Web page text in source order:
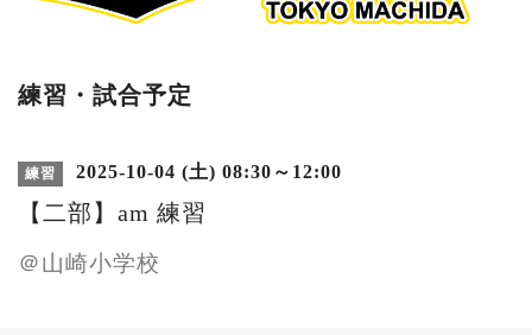
練習・試合予定
練習 2025-10-04 (土) 08:30～12:00
【二部】am 練習
＠山崎小学校